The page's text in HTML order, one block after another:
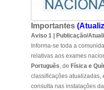
Importantes
Aviso 1 | Publicação/
Informa-se toda a
relativas aos exames
Português , de Física e
classificações atualizadas,
consulta nas instalações